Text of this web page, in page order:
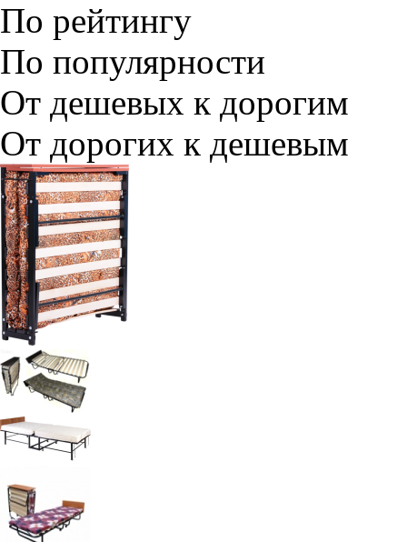
По рейтингу
По популярности
От дешевых к дорогим
От дорогих к дешевым